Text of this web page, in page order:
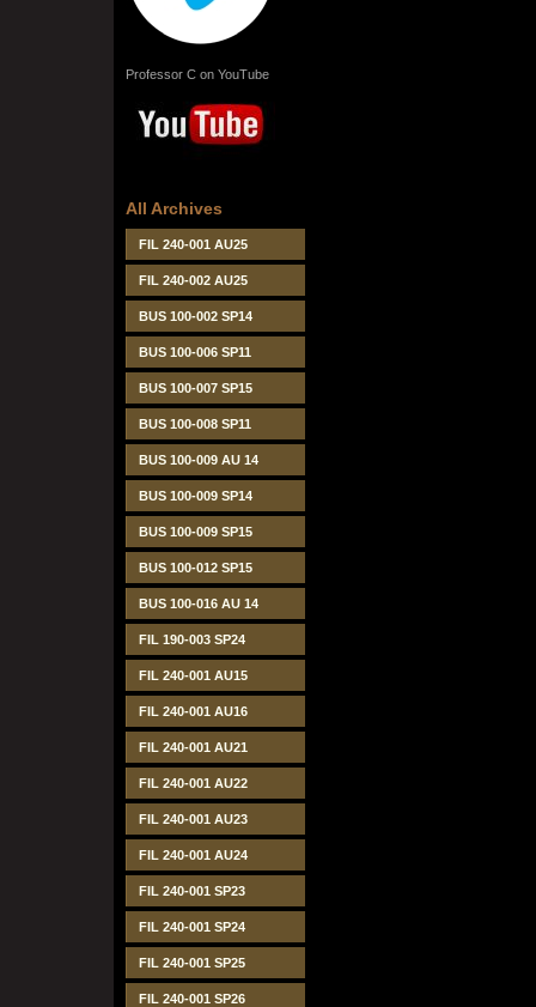
Professor C on YouTube
All Archives
FIL 240-001 AU25
FIL 240-002 AU25
BUS 100-002 SP14
BUS 100-006 SP11
BUS 100-007 SP15
BUS 100-008 SP11
BUS 100-009 AU 14
BUS 100-009 SP14
BUS 100-009 SP15
BUS 100-012 SP15
BUS 100-016 AU 14
FIL 190-003 SP24
FIL 240-001 AU15
FIL 240-001 AU16
FIL 240-001 AU21
FIL 240-001 AU22
FIL 240-001 AU23
FIL 240-001 AU24
FIL 240-001 SP23
FIL 240-001 SP24
FIL 240-001 SP25
FIL 240-001 SP26